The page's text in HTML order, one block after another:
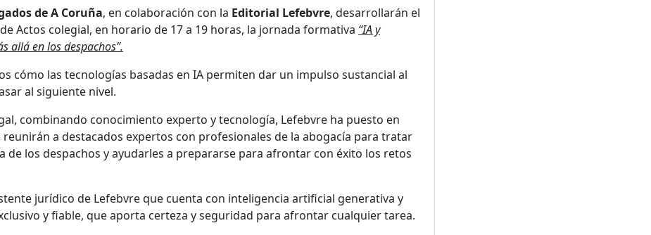
de A Coruña, en colaboración con la Editorial Lefebvre, desarrollarán el
Actos colegial, en horario de 17 a 19 horas, la jornada formativa “IA y
allá en los despachos”.
cómo las tecnologías basadas en IA permiten dar un impulso sustancial al
al siguiente nivel.
combinando conocimiento experto y tecnología, Lefebvre ha puesto en
a destacados expertos con profesionales de la abogacía para tratar
de los despachos y ayudarles a prepararse para afrontar con éxito los retos
jurídico de Lefebvre que cuenta con inteligencia artificial generativa y
y fiable, que aporta certeza y seguridad para afrontar cualquier tarea.